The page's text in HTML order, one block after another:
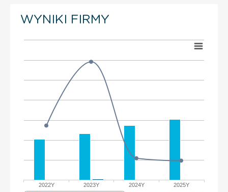
WYNIKI FIRMY
2022Y 2023Y 2024Y 2025Y